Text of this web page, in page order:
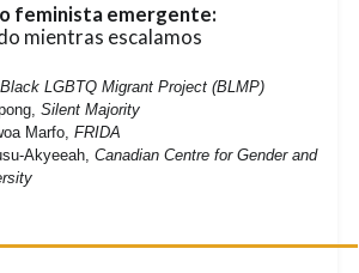
feminista emergente:
mientras escalamos
Black LGBTQ Migrant Project (BLMP)
Silent Majority
Marfo, FRIDA
Akyeeah, Canadian Centre for Gender and